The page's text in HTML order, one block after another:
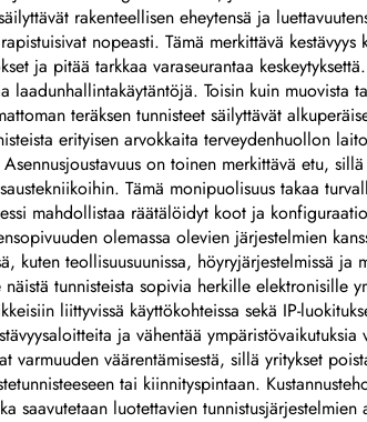
rakenteellisen eheytensä ja
nopeasti. Tämä merkittävä
ja pitää tarkkaa varaseurantaa
laadunhallintakäytäntöjä. Toisin kuin
teräksen tunnisteet säilyttävät
erityisen arvokkaita terveydenhuollon
on toinen merkittävä etu,
Tämä monipuolisuus takaa
mahdollistaa räätälöidyt koot ja
olemassa olevien järjestelmien
kuten teollisuusuunissa, höyryjärjestelmissä
tunnisteista sopivia herkille elektronisille
liittyvissä käyttökohteissa sekä IP-
ja vähentää
varmuuden väärentämisestä, sillä yritykset
tai kiinnityspintaan.
saavutetaan luotettavien tunnistusjärjestelmien